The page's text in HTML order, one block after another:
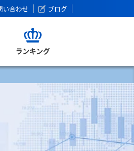
い合わせ ブログ
ランキング